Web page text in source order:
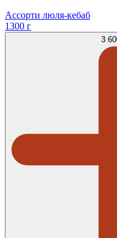
Ассорти люля-кебаб
1300 г
3